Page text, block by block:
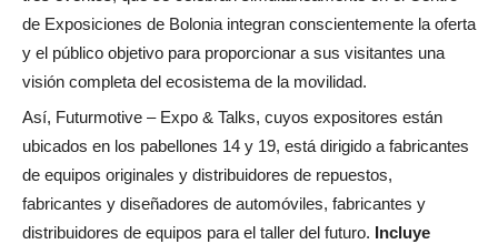
de Exposiciones de Bolonia integran conscientemente la oferta
y el público objetivo para proporcionar a sus visitantes una
visión completa del ecosistema de la movilidad.
Así, Futurmotive – Expo & Talks, cuyos expositores están
ubicados en los pabellones 14 y 19, está dirigido a fabricantes
de equipos originales y distribuidores de repuestos,
fabricantes y diseñadores de automóviles, fabricantes y
distribuidores de equipos para el taller del futuro. Incluye